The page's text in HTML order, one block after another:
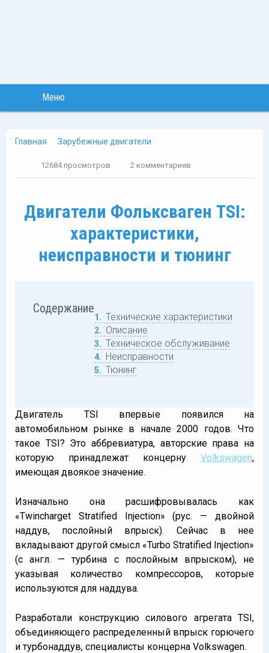
Меню
Главная Зарубежные двигатели
12684 просмотров 2 комментариев
Двигатели Фольксваген TSI:
характеристики,
неисправности и тюнинг
Содержание
1 Технические характеристики
2 Описание
3 Техническое обслуживание
4 Неисправности
5 Тюнинг
Двигатель TSI впервые появился на
автомобильном рынке в начале 2000 годов. Что
такое TSI? Это аббревиатура, авторские права на
которую принадлежат концерну Volkswagen,
имеющая двоякое значение.
Изначально она расшифровывалась как
«Twincharget Stratified Injection» (рус. — двойной
наддув, послойный впрыск). Сейчас в нее
вкладывают другой смысл «Turbo Stratified Injection»
(с англ. — турбина с послойным впрыском), не
указывая количество компрессоров, которые
используются для наддува.
Разработали конструкцию силового агрегата TSI,
объединяющего распределенный впрыск горючего
и турбонаддув, специалисты концерна Volkswagen.